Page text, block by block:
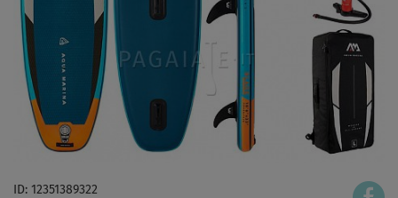
ID: 12351389322